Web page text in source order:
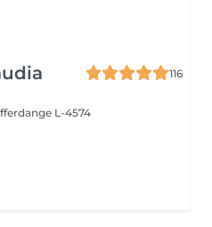
116
L-4574